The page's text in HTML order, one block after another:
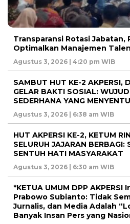
Transparansi Rotasi Jabatan,
Optimalkan Manajemen
Agustus 3, 2026 | 4:20 pm WIB
SAMBUT HUT KE-2 AKPERSI,
GELAR BAKTI SOSIAL:
SEDERHANA YANG
Agustus 3, 2026 | 6:38 am WIB
HUT AKPERSI KE-2, KETUM
SELURUH JAJARAN BERBAGI:
SENTUH HATI MASYARAKAT
Agustus 3, 2026 | 6:30 am WIB
*KETUA UMUM DPP
Prabowo Subianto: Tidak
Jurnalis, dan Media Adalah
Banyak Insan Pers yang